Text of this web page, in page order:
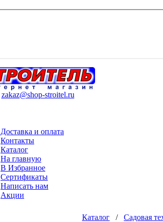
zakaz@shop-stroitel.ru
Доставка и оплата
Контакты
Каталог
На главную
В Избранное
Сертификаты
Написать нам
Акции
Каталог / Садовая